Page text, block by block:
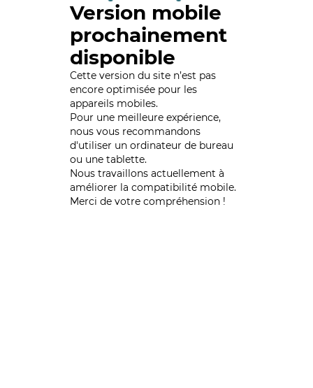
Version mobile
prochainement
disponible
Cette version du site n’est pas
encore optimisée pour les
appareils mobiles.
Pour une meilleure expérience,
nous vous recommandons
d'utiliser un ordinateur de bureau
ou une tablette.
Nous travaillons actuellement à
améliorer la compatibilité mobile.
Merci de votre compréhension !